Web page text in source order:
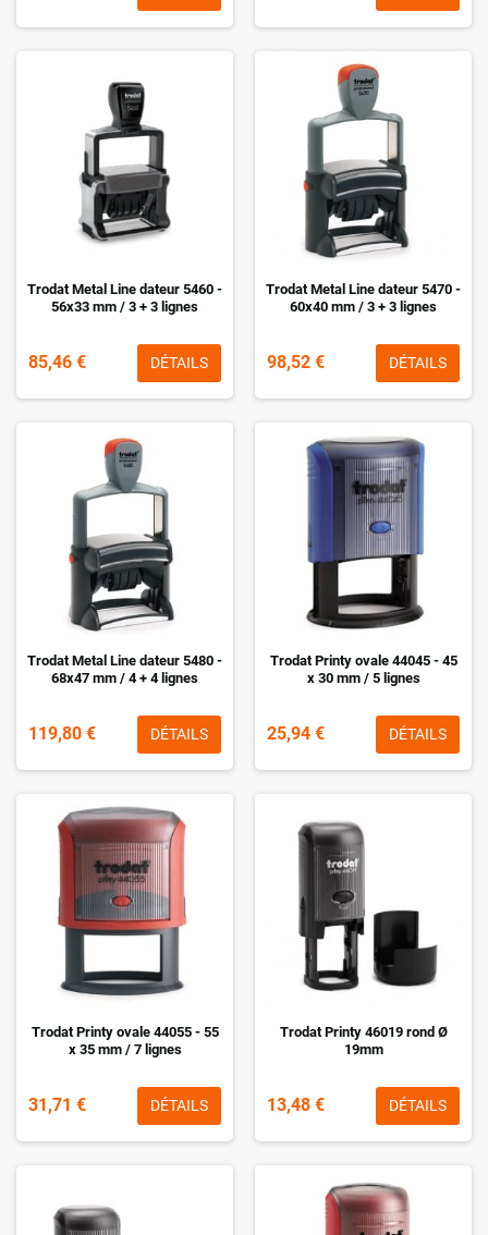
Trodat Metal Line dateur 5460 -
56x33 mm / 3 + 3 lignes
85,46 € DÉTAILS
Trodat Metal Line dateur 5470 -
60x40 mm / 3 + 3 lignes
98,52 € DÉTAILS
Trodat Metal Line dateur 5480 -
68x47 mm / 4 + 4 lignes
119,80 € DÉTAILS
Trodat Printy ovale 44045 - 45
x 30 mm / 5 lignes
25,94 € DÉTAILS
Trodat Printy ovale 44055 - 55
x 35 mm / 7 lignes
31,71 € DÉTAILS
Trodat Printy 46019 rond Ø
19mm
13,48 € DÉTAILS